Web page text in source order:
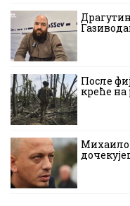
После
креће на
Михаило